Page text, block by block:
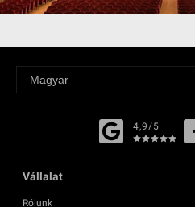
4,9/5
Vállalat
Rólunk